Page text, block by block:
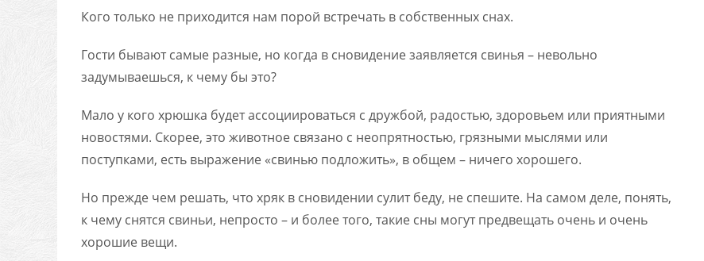
Кого только не приходится нам порой встречать в собственных снах.
Гости бывают самые разные, но когда в сновидение заявляется свинья – невольно
задумываешься, к чему бы это?
Мало у кого хрюшка будет ассоциироваться с дружбой, радостью, здоровьем или приятными
новостями. Скорее, это животное связано с неопрятностью, грязными мыслями или
поступками, есть выражение «свинью подложить», в общем – ничего хорошего.
Но прежде чем решать, что хряк в сновидении сулит беду, не спешите. На самом деле, понять,
к чему снятся свиньи, непросто – и более того, такие сны могут предвещать очень и очень
хорошие вещи.